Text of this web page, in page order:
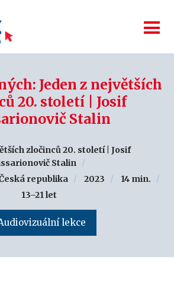
Jeden z největších
20. století | Josif
Stalin
zločinců 20. století | Josif
Stalin
republika 2023
14 min.
13–21 let
lekce